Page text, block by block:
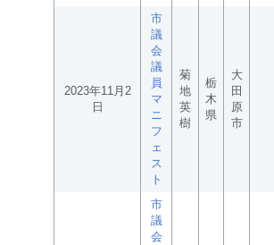
2023年11月2
日
市
議
会
議
員
マ
ニ
フ
ェ
ス
ト
菊
地
英
樹
栃
木
県
大
田
原
市
市
議
会